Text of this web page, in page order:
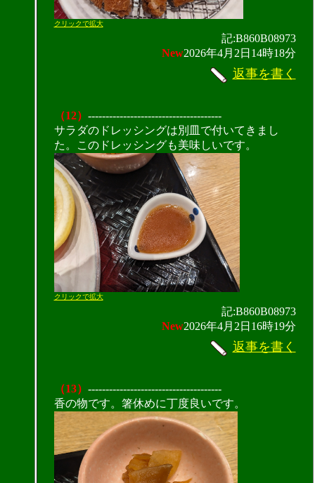
クリックで拡大
記:B860B08973
New2026年4月2日14時18分
返事を書く
（12） --------------------------------------
サラダのドレッシングは別皿で付いてきまし
た。このドレッシングも美味しいです。
クリックで拡大
記:B860B08973
New2026年4月2日16時19分
返事を書く
（13） --------------------------------------
香の物です。箸休めに丁度良いです。